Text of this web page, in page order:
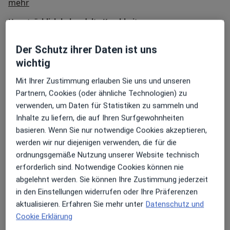
Ihr Zahnarzt Maher David Kotzan
Füllungstherapie – funktional und ästhetisch
In unserer Zahnarztpraxis versorgen wir Schäden der
wurden. Gerne verwenden wir dabei
Kompositfüllungen, denn Komposit ist die aktuellste
Weiterentwicklung der Kunststofffüllung. Komposit ist
mit einer speziellen Mischung aus keramischen
Füllkörpern angereichert und kann dadurch auch in
kaudrucktragenden Bereichen eingesetzt werden.
Kompositfüllungen gehen einen sicheren Haftverbund
mit dem Zahn ein – das erhöht die Lebensdauer
deutlich, da Übergänge verhindert werden, an denen
sich erneut Karies bilden kann. Zudem ist Komposit
ästhetisch ansprechend, da es an die natürliche
Zahnfarbe angepasst werden kann.
Endodontie – Wurzelkanalbehandlung
Ziel der Endodontie ist es, die eigenen Zähne zu
mehrÜber mich
Hauptsächlich behandelte Krankheiten
Zähneknirschen
Schnarchen +5
Erwachsene
Kinder
Konsultationsformate
PersönlichStandorte anzeigen (1)
Fotos und Videos
Der Schutz ihrer Daten ist uns
wichtig
Mit Ihrer Zustimmung erlauben Sie uns und unseren
Partnern, Cookies (oder ähnliche Technologien) zu
verwenden, um Daten für Statistiken zu sammeln und
Inhalte zu liefern, die auf Ihren Surfgewohnheiten
basieren. Wenn Sie nur notwendige Cookies akzeptieren,
werden wir nur diejenigen verwenden, die für die
ordnungsgemäße Nutzung unserer Website technisch
erforderlich sind. Notwendige Cookies können nie
abgelehnt werden. Sie können Ihre Zustimmung jederzeit
in den Einstellungen widerrufen oder Ihre Präferenzen
aktualisieren. Erfahren Sie mehr unter Datenschutz und
Cookie Erklärung